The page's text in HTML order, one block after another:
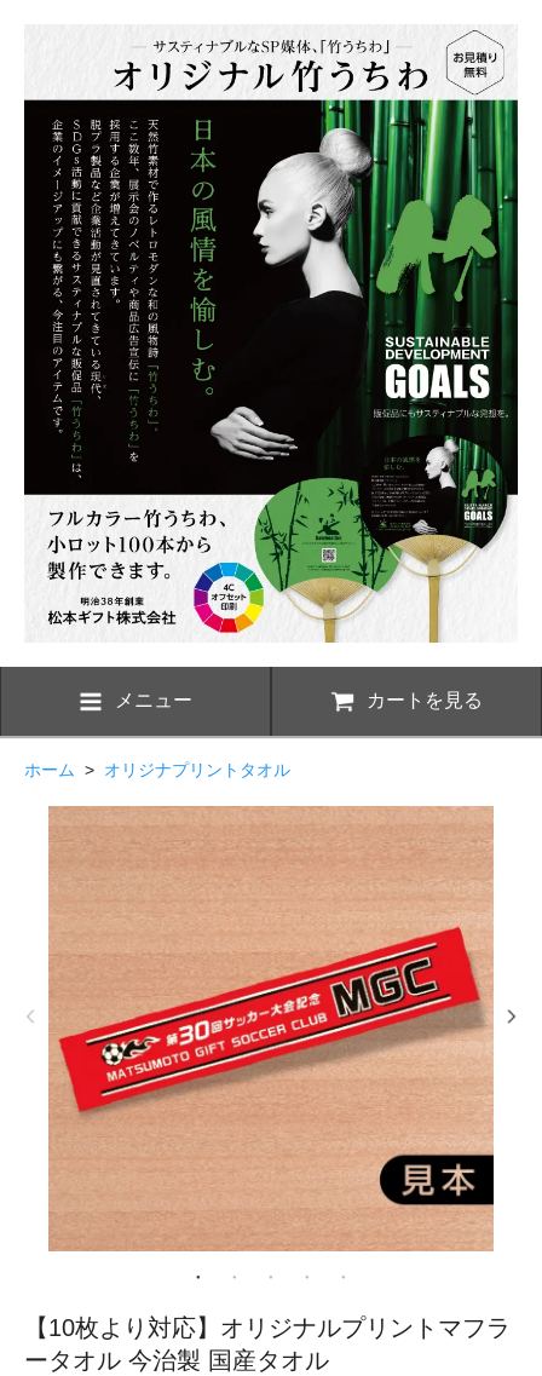
メニュー カートを見る
ホーム > オリジナプリントタオル
【10枚より対応】オリジナルプリントマフラ
ータオル 今治製 国産タオル